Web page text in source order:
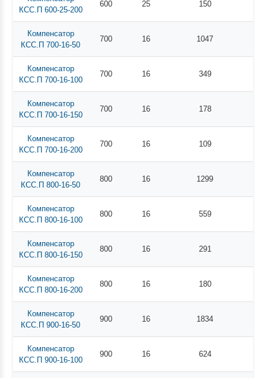
КСС.П 600-25-200
600 25 150
Компенсатор
КСС.П 700-16-50
700 16 1047
Компенсатор
КСС.П 700-16-100
700 16 349
Компенсатор
КСС.П 700-16-150
700 16 178
Компенсатор
КСС.П 700-16-200
700 16 109
Компенсатор
КСС.П 800-16-50
800 16 1299
Компенсатор
КСС.П 800-16-100
800 16 559
Компенсатор
КСС.П 800-16-150
800 16 291
Компенсатор
КСС.П 800-16-200
800 16 180
Компенсатор
КСС.П 900-16-50
900 16 1834
Компенсатор
КСС.П 900-16-100
900 16 624